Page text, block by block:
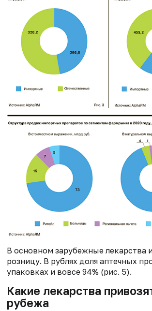
В основном зарубежные лекарства
розницу. В рублях доля аптечных
упаковках и вовсе 94% (рис. 5).
Какие лекарства
рубежа